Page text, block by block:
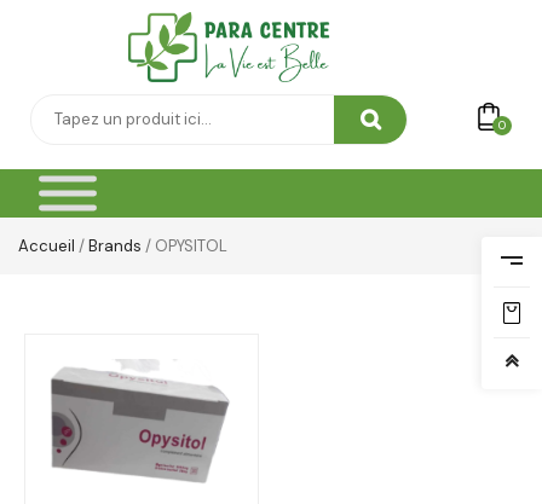
0
Accueil /Brands / OPYSITOL